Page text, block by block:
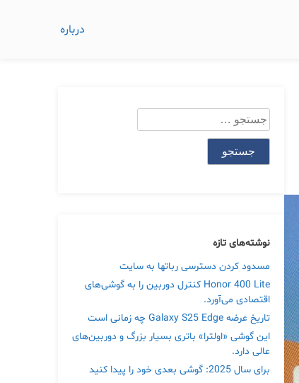
درباره
جستجو
برای:
نوشته‌های تازه
مسدود کردن دسترسی رباتها به سایت
Honor 400 Lite کنترل دوربین را به گوشی‌های
اقتصادی می‌آورد.
تاریخ عرضه Galaxy S25 Edge چه زمانی است
این گوشی «اولترا» باتری بسیار بزرگ و دوربین‌های
عالی دارد.
برای سال 2025: گوشی بعدی خود را پیدا کنید